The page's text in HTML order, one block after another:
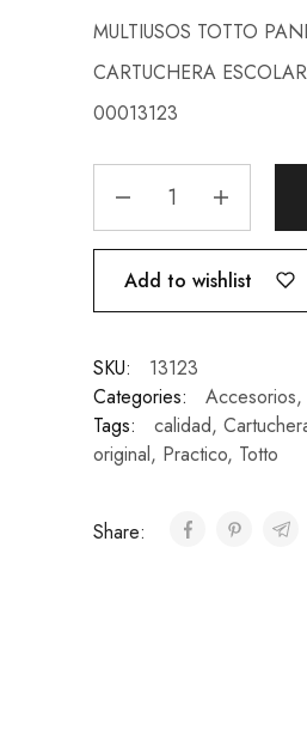
MULTIUSOS TOTTO
CARTUCHERA ESCOLAR
00013123
Add to wishlist
SKU:
13123
Categories:
Accesorios,
Tags:
calidad,
original, Practico, Totto
Share: